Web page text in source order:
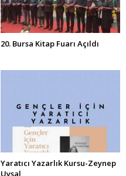
20. Bursa Kitap Fuarı Açıldı
Yaratıcı Yazarlık Kursu-Zeynep
Uysal